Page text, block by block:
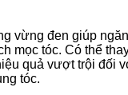
vừng đen giúp
mọc tóc. Có thể
quả vượt trội
tóc.